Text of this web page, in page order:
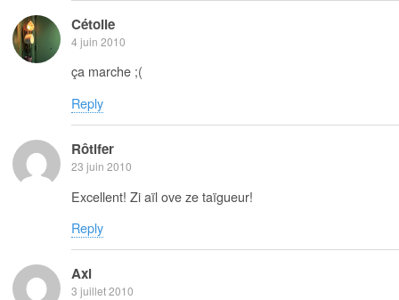
Cétoile
4 juin 2010
ça marche ;(
Reply
Rôtifer
23 juin 2010
Excellent! Zi aïl ove ze taïgueur!
Reply
Axl
3 juillet 2010